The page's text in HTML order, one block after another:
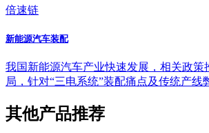
倍速链
新能源汽车装配
我国新能源汽车产业快速发展，相关政
局，针对“三电系统”装配痛点及传统产
其他产品推荐